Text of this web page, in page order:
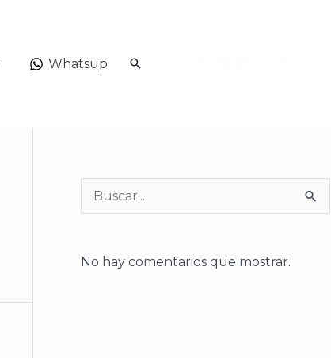
Whatsup Buscar
No hay comentarios que mostrar.